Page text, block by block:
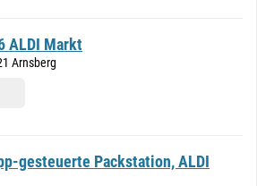
ALDI Markt
Arnsberg
gesteuerte Packstation, ALDI